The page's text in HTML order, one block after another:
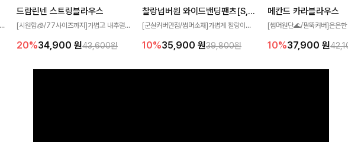
드람린넨 스트링블라우스
[시원함🧊/77사이즈까지]가볍고 내추럴
없는 슬릿 카라 디자인이 얼굴선을 더욱 시
20%34,900 원43,600원
찰랑넘버원 와이드밴딩팬츠[S,M,L사이즈]
[군살커버만점/썸머소재]가볍게 찰랑이는
편안하게 착용하실 수 있는 팬츠입니다 🖤
감 있는 착용감을 더해드려요!
10%35,900 원39,800원
메칸드 카라블라우스
[썸머원단🌊/팔뚝커버]은은
세련된 무드를 연출해주는 블
은 베이직한 디자인!
10%37,900 원